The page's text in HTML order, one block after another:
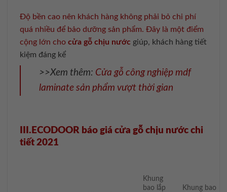
Độ bền cao nên khách hàng không phải bỏ chi phí
quá nhiều để bảo dưỡng sản phẩm. Đây là một điểm
cộng lớn cho cửa gỗ chịu nước giúp, khách hàng tiết
kiệm đáng kể
>>Xem thêm: Cửa gỗ công nghiệp mdf
laminate sản phẩm vượt thời gian
III.ECODOOR báo giá cửa gỗ chịu nước chi
tiết 2021
Khung
bao lắp
Khung bao